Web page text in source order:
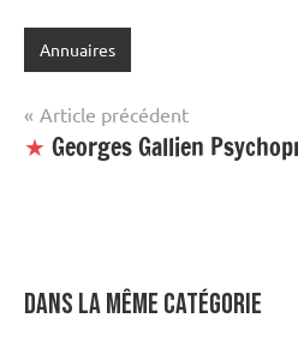
Annuaires
Navigation
de
Article précédent
★ Georges Gallien
Dans la même catégorie